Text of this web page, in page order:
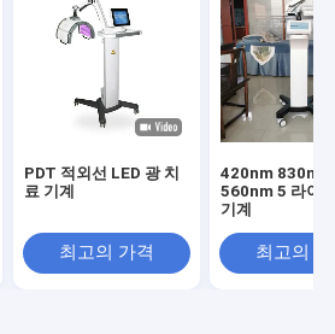
PDT 적외선 LED 광 치
료 기계
최고의 가격
420nm 830nm
560nm 5 라이
기계
최고의